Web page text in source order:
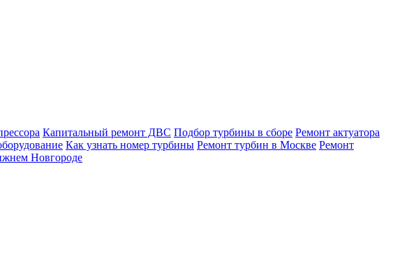
Капитальный ремонт ДВС Подбор турбины в сборе Ремонт актуатора
Как узнать номер турбины Ремонт турбин в Москве Ремонт
Новгороде